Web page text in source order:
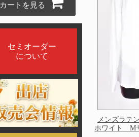
カートを見る
セミオーダー
について
メンズラテ
ホワイト M